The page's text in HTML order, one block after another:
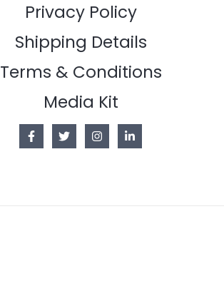
Privacy Policy
Shipping Details
Terms & Conditions
Media Kit